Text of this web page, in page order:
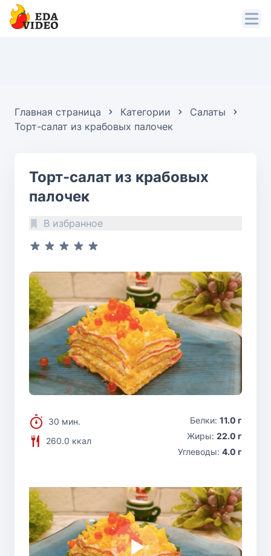
Главная страница Категории
Салаты
Торт-салат из крабовых палочек
Торт-салат из крабовых
палочек
В избранное
30 мин.
260.0 ккал
Белки: 11.0 г
Жиры: 22.0 г
Углеводы: 4.0 г